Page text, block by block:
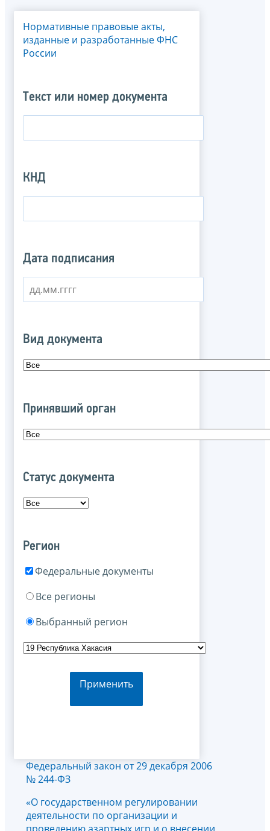
Нормативные правовые акты,
изданные и разработанные ФНС
России
Текст или номер документа
КНД
Дата подписания
Вид документа
Принявший орган
Статус документа
Регион
Федеральные документы
Все регионы
Выбранный регион
Применить
Федеральный закон от 29 декабря 2006
№ 244-ФЗ
«О государственном регулировании
деятельности по организации и